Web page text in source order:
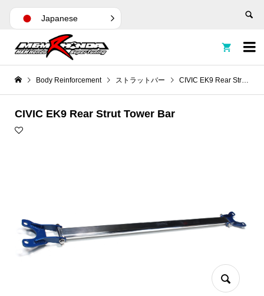


Body Reinforcement ストラットバー CIVIC EK9 Rear Strut Tower Bar
CIVIC EK9 Rear Strut Tower Bar
Japanese